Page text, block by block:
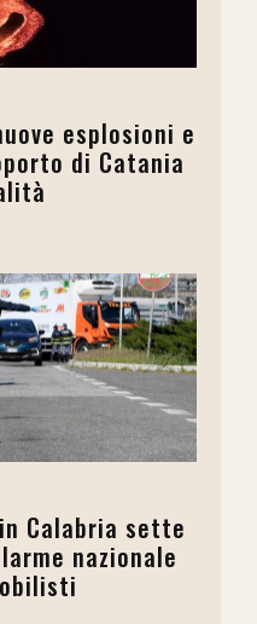
esplosioni e
di Catania
Calabria sette
nazionale